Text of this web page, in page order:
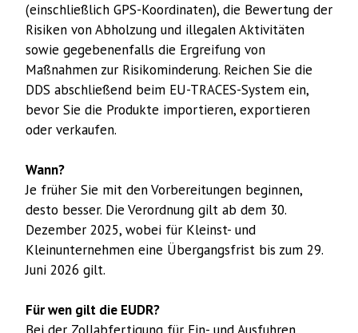
(einschließlich GPS-Koordinaten), die Bewertung der
Risiken von Abholzung und illegalen Aktivitäten
sowie gegebenenfalls die Ergreifung von
Maßnahmen zur Risikominderung. Reichen Sie die
DDS abschließend beim EU-TRACES-System ein,
bevor Sie die Produkte importieren, exportieren
oder verkaufen.
Wann?
Je früher Sie mit den Vorbereitungen beginnen,
desto besser. Die Verordnung gilt ab dem 30.
Dezember 2025, wobei für Kleinst- und
Kleinunternehmen eine Übergangsfrist bis zum 29.
Juni 2026 gilt.
Für wen gilt die EUDR?